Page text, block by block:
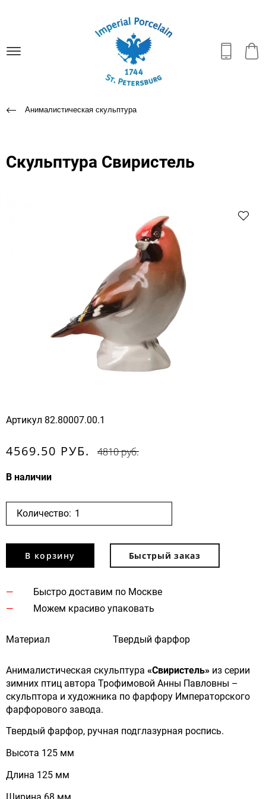
Анималистическая скульптура
Скульптура Свиристель
Артикул 82.80007.00.1
4569.50 РУБ. 4810 руб.
В наличии
Количество:
В корзину Быстрый заказ
Быстро доставим по Москве
Можем красиво упаковать
Материал Твердый фарфор
Анималистическая скульптура «Свиристель» из серии
зимних птиц автора Трофимовой Анны Павловны –
скульптора и художника по фарфору Императорского
фарфорового завода.
Твердый фарфор, ручная подглазурная роспись.
Высота 125 мм
Длина 125 мм
Ширина 68 мм